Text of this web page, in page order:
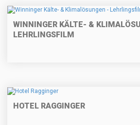
WINNINGER KÄLTE- &
LEHRLINGSFILM
HOTEL RAGGINGER